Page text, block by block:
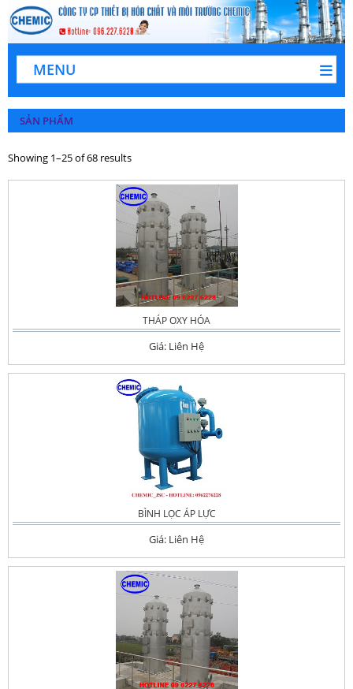
MENU
SẢN PHẨM
Showing 1–25 of 68 results
THÁP OXY HÓA
Giá: Liên Hệ
BÌNH LỌC ÁP LỰC
Giá: Liên Hệ